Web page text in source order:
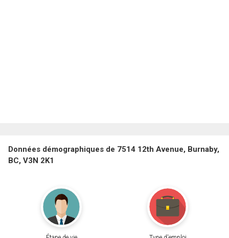
Données démographiques de 7514 12th Avenue, Burnaby,
BC, V3N 2K1